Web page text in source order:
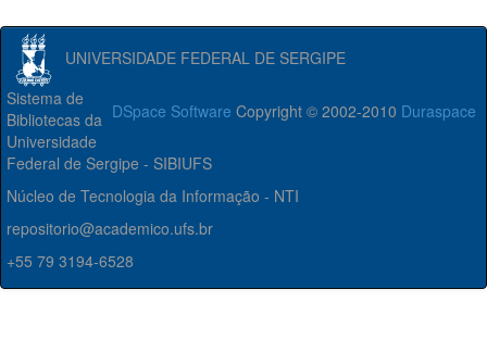
UNIVERSIDADE FEDERAL DE SERGIPE
DSpace Software Copyright © 2002-2010 Duraspace
Sistema de
Bibliotecas da
Universidade
Federal de Sergipe - SIBIUFS
Núcleo de Tecnologia da Informação - NTI
repositorio@academico.ufs.br
+55 79 3194-6528